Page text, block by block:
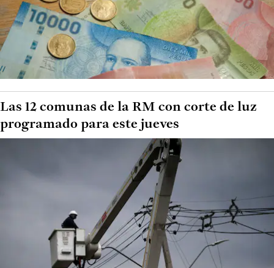
Las 12 comunas de la RM con corte de luz
programado para este jueves